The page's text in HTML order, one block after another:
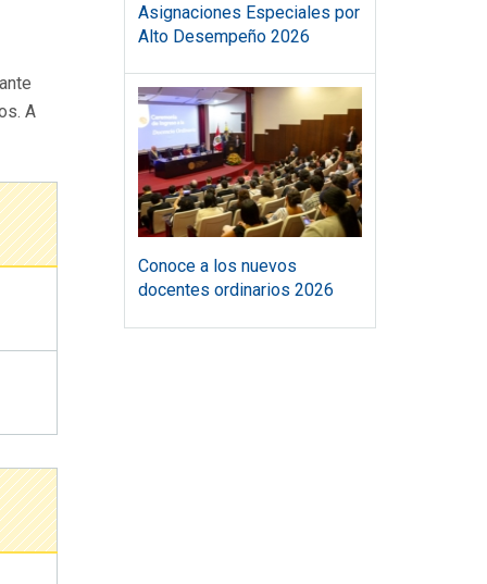
A
Asignaciones Especiales por
Alto Desempeño 2026
Conoce a los nuevos
docentes ordinarios 2026